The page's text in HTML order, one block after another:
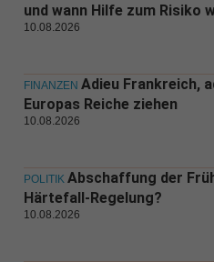
und wann Hilfe zum Risiko
10.08.2026
FINANZEN Adieu Frankreich,
Europas Reiche ziehen
10.08.2026
POLITIK Abschaffung der
Härtefall-Regelung?
10.08.2026